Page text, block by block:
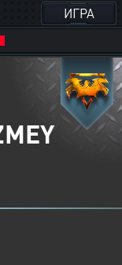
ИГРА